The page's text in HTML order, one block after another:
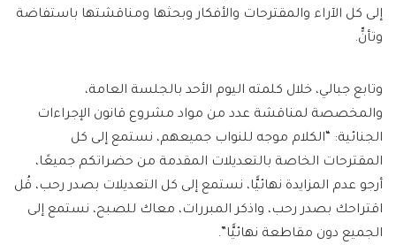
إلى كل الآراء والمقترحات والأفكار وبحثها ومناقشتها باستفاضة
وتأنٍّ.
وتابع جبالي، خلال كلمته اليوم الأحد بالجلسة العامة،
والمخصصة لمناقشة عدد من مواد مشروع قانون الإجراءات
الجنائية: “الكلام موجه للنواب جميعهم، نستمع إلى كل
المقترحات الخاصة بالتعديلات المقدمة من حضراتكم جميعًا،
أرجو عدم المزايدة نهائيًّا، نستمع إلى كل التعديلات بصدر رحب، قُل
اقتراحك بصدر رحب، واذكر المبررات، معاك للصبح، نستمع إلى
الجميع دون مقاطعة نهائيًّا”.